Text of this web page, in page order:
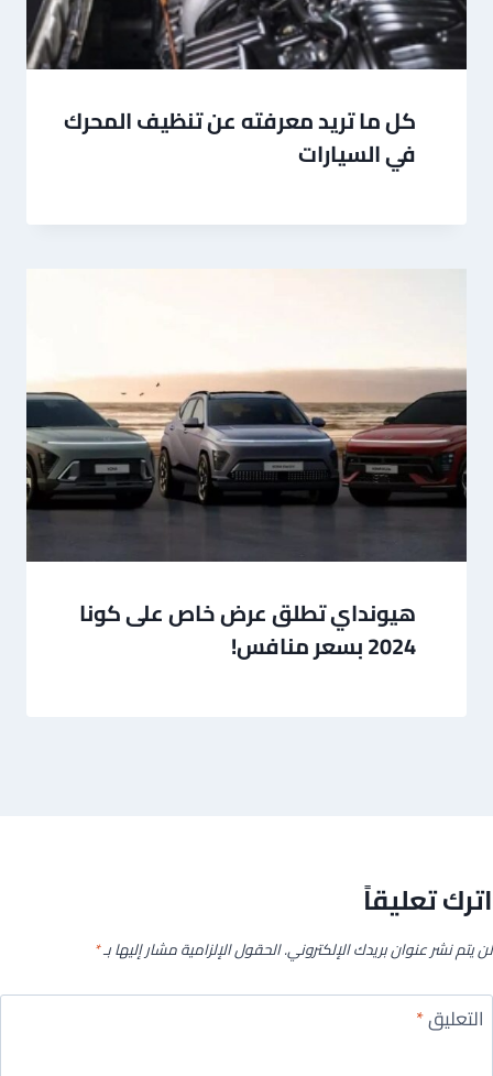
كل ما تريد معرفته عن تنظيف المحرك
في السيارات
هيونداي تطلق عرض خاص على كونا
2024 بسعر منافس!
اترك تعليقاً
لن يتم نشر عنوان بريدك الإلكتروني.الحقول الإلزامية مشار إليها بـ*
التعليق*